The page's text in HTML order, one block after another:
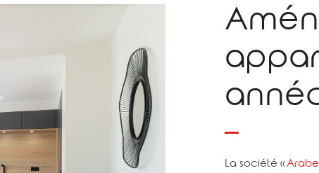
La société «